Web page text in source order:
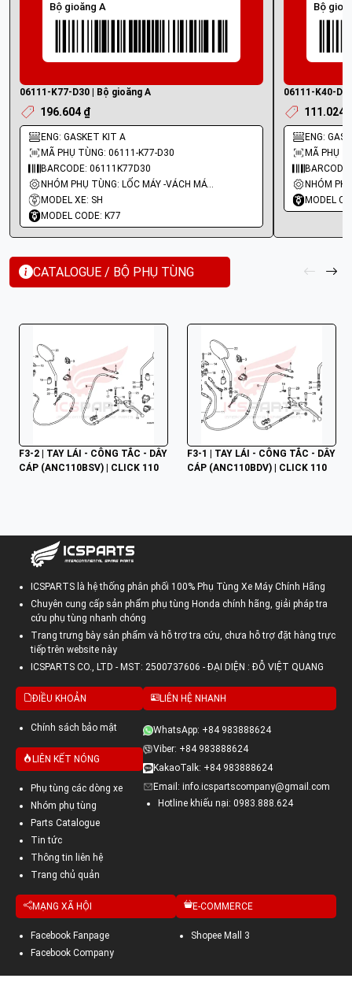
Bộ gioăng A
06111-K77-D30 | Bộ gioăng A
196.604 ₫
ENG: GASKET KIT A
MÃ PHỤ TÙNG: 06111-K77-D30
BARCODE: 06111K77D30
NHÓM PHỤ TÙNG: LỐC MÁY -VÁCH MÁY - GIOĂNG MÁY
MODEL XE: SH
MODEL CODE: K77
Bộ
06111-K40-
111.024
ENG:
MÃ PHỤ
MODEL
CATALOGUE / BỘ PHỤ TÙNG
F3-2 | TAY LÁI - CÔNG TẮC - DÂY
CÁP (ANC110BSV) | CLICK 110
F3-1 | TAY LÁI - CÔNG TẮC - DÂY
CÁP (ANC110BDV) | CLICK 110
ICSPARTS là hệ thống phân phối 100% Phụ Tùng Xe Máy Chính Hãng
Chuyên cung cấp sản phẩm phụ tùng Honda chính hãng, giải pháp tra
cứu phụ tùng nhanh chóng
Trang trưng bày sản phẩm và hỗ trợ tra cứu, chưa hỗ trợ đặt hàng trực
tiếp trên website này
ICSPARTS CO., LTD - MST: 2500737606 - ĐẠI DIỆN : ĐỖ VIỆT QUANG
ĐIỀU KHOẢN
Chính sách bảo mật
LIÊN KẾT NÓNG
Phụ tùng các dòng xe
Nhóm phụ tùng
Parts Catalogue
Tin tức
Thông tin liên hệ
Trang chủ quản
LIÊN HỆ NHANH
WhatsApp: +84 983888624
Viber: +84 983888624
KakaoTalk: +84 983888624
Email: info.icspartscompany@gmail.com
Hotline khiếu nại: 0983.888.624
MẠNG XÃ HỘI
Facebook Fanpage
Facebook Company
E-COMMERCE
Shopee Mall 3